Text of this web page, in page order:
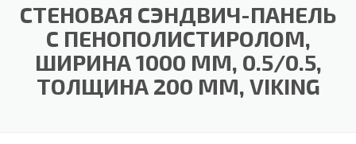
СТЕНОВАЯ СЭНДВИЧ-ПАНЕЛЬ
С ПЕНОПОЛИСТИРОЛОМ,
ШИРИНА 1000 ММ, 0.5/0.5,
ТОЛЩИНА 200 ММ, VIKING